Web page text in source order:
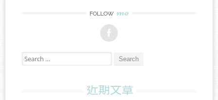
FOLLOW me
Search for:
近期文章